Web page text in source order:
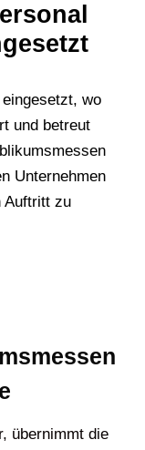
wo
und betreut
Unternehmen
Auftritt zu
übernimmt die